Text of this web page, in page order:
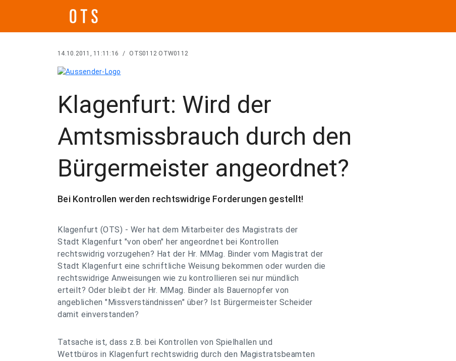
14.10.2011, 11:11:16 / OTS0112 OTW0112
Klagenfurt: Wird der
Amtsmissbrauch durch den
Bürgermeister angeordnet?
Bei Kontrollen werden rechtswidrige Forderungen gestellt!
Klagenfurt (OTS) - Wer hat dem Mitarbeiter des Magistrats der
Stadt Klagenfurt "von oben" her angeordnet bei Kontrollen
rechtswidrig vorzugehen? Hat der Hr. MMag. Binder vom Magistrat der
Stadt Klagenfurt eine schriftliche Weisung bekommen oder wurden die
rechtswidrige Anweisungen wie zu kontrollieren sei nur mündlich
erteilt? Oder bleibt der Hr. MMag. Binder als Bauernopfer von
angeblichen "Missverständnissen" über? Ist Bürgermeister Scheider
damit einverstanden?
Tatsache ist, dass z.B. bei Kontrollen von Spielhallen und
Wettbüros in Klagenfurt rechtswidrig durch den Magistratsbeamten